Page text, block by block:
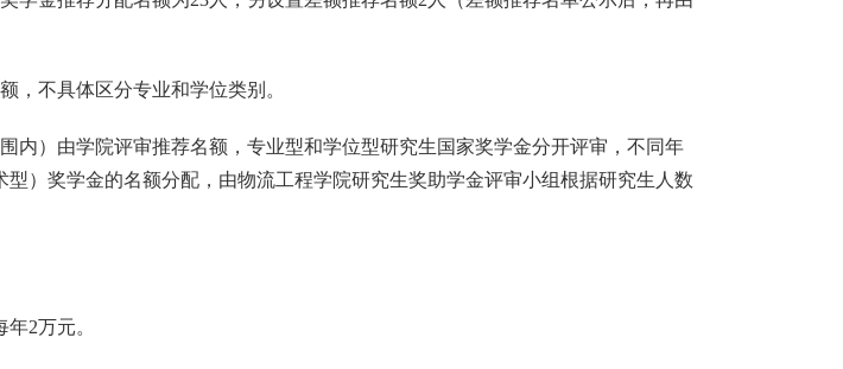
，不具体区分专业和学位类别。
内）由学院评审推荐名额，专业型和学位型研究生国家奖学金分开评审，不同年
）奖学金的名额分配，由物流工程学院研究生奖助学金评审小组根据研究生人数
年2万元。